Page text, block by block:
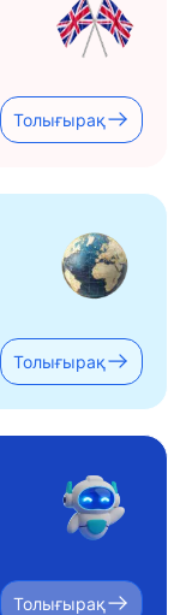
Толығырақ
Толығырақ
Толығырақ